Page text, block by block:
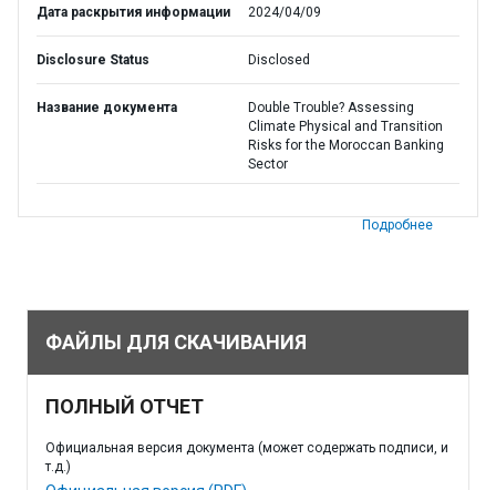
Дата раскрытия информации 2024/04/09
Disclosure Status Disclosed
Название документа
Double Trouble? Assessing
Climate Physical and Transition
Risks for the Moroccan Banking
Sector
Подробнее
ФАЙЛЫ ДЛЯ СКАЧИВАНИЯ
ПОЛНЫЙ ОТЧЕТ
Официальная версия документа (может содержать подписи, и
т.д.)